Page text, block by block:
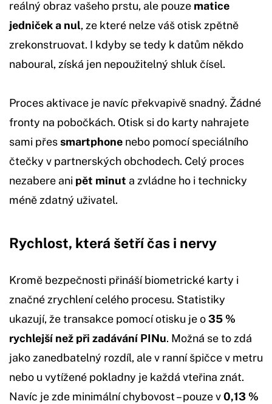
reálný obraz vašeho prstu, ale pouze matice
jedniček a nul, ze které nelze váš otisk zpětně
zrekonstruovat. I kdyby se tedy k datům někdo
naboural, získá jen nepoužitelný shluk čísel.
Proces aktivace je navíc překvapivě snadný. Žádné
fronty na pobočkách. Otisk si do karty nahrajete
sami přessmartphone nebo pomocí speciálního
čtečky v partnerských obchodech. Celý proces
nezabere ani pět minut a zvládne ho i technicky
méně zdatný uživatel.
Rychlost, která šetří čas i nervy
Kromě bezpečnosti přináší biometrické karty i
značné zrychlení celého procesu. Statistiky
ukazují, že transakce pomocí otisku je o35 %
rychlejší než při zadávání PINu. Možná se to zdá
jako zanedbatelný rozdíl, ale v ranní špičce v metru
nebo u vytížené pokladny je každá vteřina znát.
Navíc je zde minimální chybovost – pouze v0,13 %